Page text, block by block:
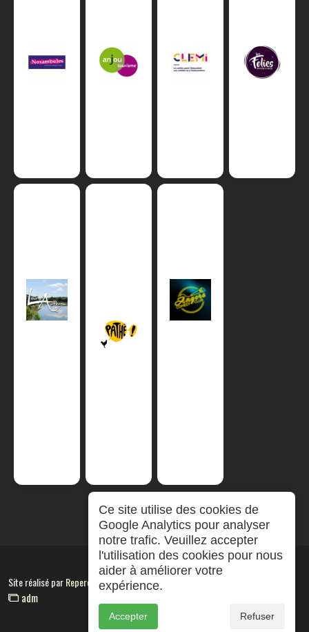
Site réalisé parRepereCom
adm
Ce site utilise des cookies de
Google Analytics pour analyser
notre trafic. Veuillez accepter
l'utilisation des cookies pour nous
aider à améliorer votre
expérience.
Accepter Refuser